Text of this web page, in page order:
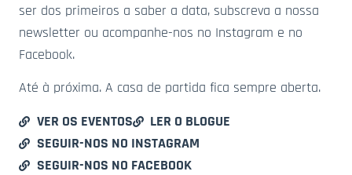
ser dos primeiros a saber a data, subscreva a nossa
newsletter ou acompanhe-nos no Instagram e no
Facebook.
Até à próxima. A casa de partida fica sempre aberta.
VER OS EVENTOS
LER O BLOGUE
SEGUIR-NOS NO INSTAGRAM
SEGUIR-NOS NO FACEBOOK